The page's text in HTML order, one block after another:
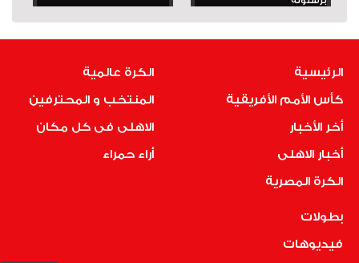
الرئيسية
كأس الأمم الأفريقية
أخر الأخبار
أخبار الاهلى
الكرة المصرية
الكرة عالمية
المنتخب و المحترفين
الاهلى فى كل مكان
أراء حمراء
بطولات
فيديوهات